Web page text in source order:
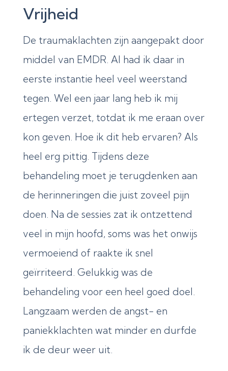
Vrijheid
De traumaklachten zijn aangepakt door
middel van EMDR. Al had ik daar in
eerste instantie heel veel weerstand
tegen. Wel een jaar lang heb ik mij
ertegen verzet, totdat ik me eraan over
kon geven. Hoe ik dit heb ervaren? Als
heel erg pittig. Tijdens deze
behandeling moet je terugdenken aan
de herinneringen die juist zoveel pijn
doen. Na de sessies zat ik ontzettend
veel in mijn hoofd, soms was het onwijs
vermoeiend of raakte ik snel
geïrriteerd. Gelukkig was de
behandeling voor een heel goed doel.
Langzaam werden de angst- en
paniekklachten wat minder en durfde
ik de deur weer uit.